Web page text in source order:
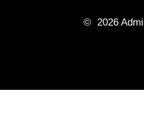
© 2026